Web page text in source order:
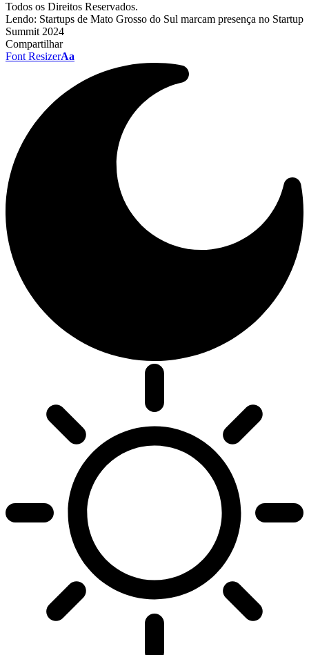
Todos os Direitos Reservados.
Lendo: Startups de Mato Grosso do Sul marcam presença no Startup
Summit 2024
Compartilhar
Font ResizerAa